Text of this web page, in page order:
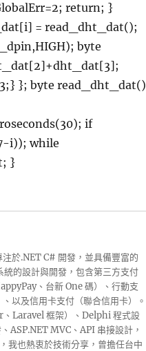
return; }
= read_dht_dat();
byte
}; byte read_dht_dat()
if
i)); while
}
於.NET C# 開發，並具備豐富的
的設計與開發，包含第三方支付
、台新 One 碼）、行動支
以及信用卡支付（聯合信用卡）。
Laravel 框架）、Delphi 程式設
MVC、API 串接設計，
我也熱衷於技術分享，曾擔任台中